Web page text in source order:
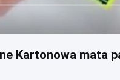
Kartonowa mata